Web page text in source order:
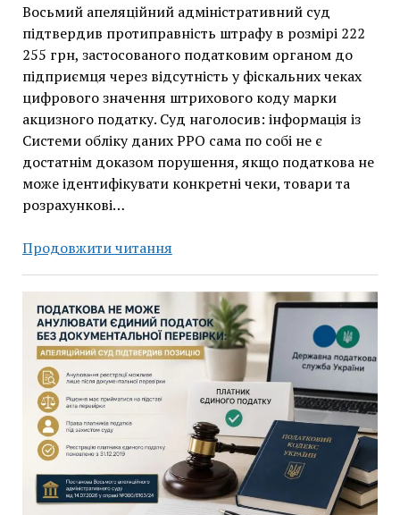
Восьмий апеляційний адміністративний суд
підтвердив протиправність штрафу в розмірі 222
255 грн, застосованого податковим органом до
підприємця через відсутність у фіскальних чеках
цифрового значення штрихового коду марки
акцизного податку. Суд наголосив: інформація із
Системи обліку даних РРО сама по собі не є
достатнім доказом порушення, якщо податкова не
може ідентифікувати конкретні чеки, товари та
розрахункові…
Продовжити читанняСуд
222
грн
штрафу
відсутність
акцизного
коду
у
фіскальних
чеках